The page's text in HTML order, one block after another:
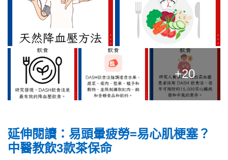
+20
延伸閱讀：易頭暈疲勞=易心肌梗塞？
中醫教飲3款茶保命